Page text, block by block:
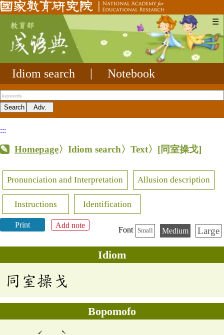
☰
Idiom search Notebook
:::
Homepage〉Idiom search〉Text〉 [同室操戈]
Pronunciation and Interpretation Allusion description
Instructions Identification
Print Add note
Font Small Medium Large
Idiom
同室操戈
Bopomofo
ˊ ˋ